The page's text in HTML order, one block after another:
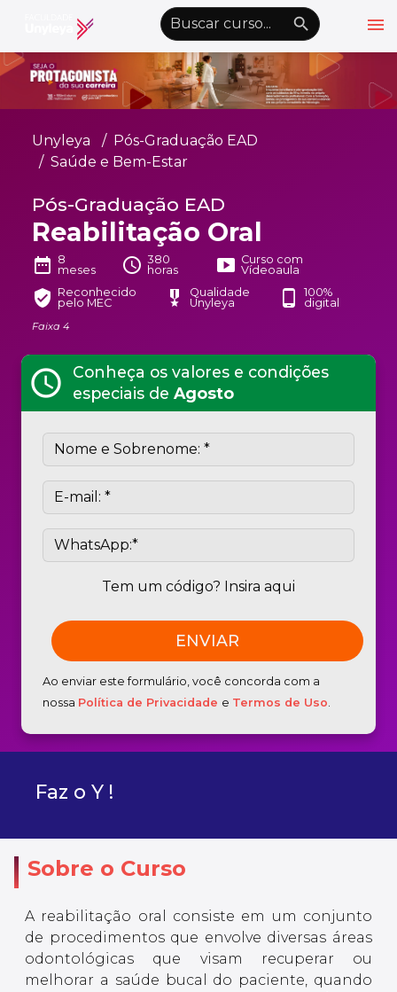
menu
emoji_objectsAlto Contraste nights_stay wb_sunny
Graduação EAD
Pós-Graduação EAD
Atualização Profissional
Conheça a Unyleyakeyboard_arrow_down
Alianças Acadêmicas
Convênioskeyboard_arrow_down
UnyVantagens
personÁrea do Aluno schoolQuero ser Aluno
Unyleya
Pós-Graduação EAD
Saúde e Bem-Estar
Pós-Graduação EAD
Reabilitação Oral
date_range 8
meses
schedule 380
horas
smart_display Curso com
Vídeoaula
verified_user Reconhecido
pelo MEC
military_tech
Qualidade
Unyleya
phone_android
100%
digital
Faixa 4
schedule
Conheça os valores e condições
especiais de Agosto
Tem um código? Insira aqui
Ao enviar este formulário, você concorda com a
nossa Política de Privacidade e Termos de Uso.
Faz o Y !
Sobre o Curso
A reabilitação oral consiste em um conjunto
de procedimentos que envolve diversas áreas
odontológicas que visam recuperar ou
melhorar a saúde bucal do paciente, quando